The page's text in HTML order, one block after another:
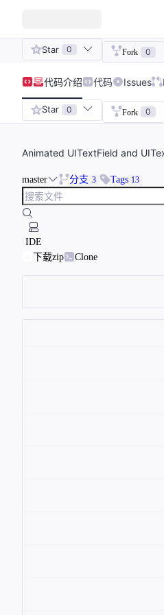
Star 0 Fork 0
代码介绍 代码 Issues
Star 0 Fork 0
Animated UITextField and
master 分支 3 Tags 13
IDE
下载zip
Clone